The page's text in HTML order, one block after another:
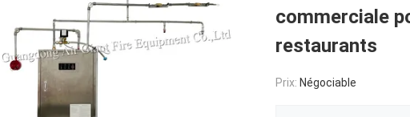
commerciale
restaurants
Prix: Négociable